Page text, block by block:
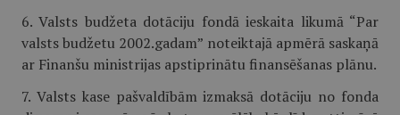
6. Valsts budžeta dotāciju fondā ieskaita likumā “Par
valsts budžetu 2002.gadam” noteiktajā apmērā saskaņā
ar Finanšu ministrijas apstiprinātu finansēšanas plānu.
7. Valsts kase pašvaldībām izmaksā dotāciju no fonda